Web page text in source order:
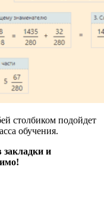
столбиком подойдет
обучения.
закладки и